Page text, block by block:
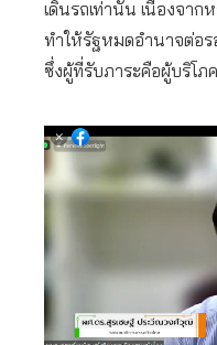
เดินรถเท่านั้น เนื่องจาก
ทำให้รัฐหมดอำนาจต่อร
ซึ่งผู้ที่รับภาระคือผู้บริโภค